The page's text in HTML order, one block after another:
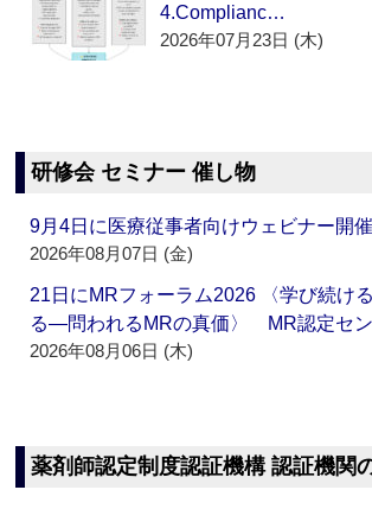
4.Complianc…
2026年07月23日 (木)
研修会 セミナー 催し物
9月4日に医療従事者向けウェビナー開
2026年08月07日 (金)
21日にMRフォーラム2026 〈学び続け
る―問われるMRの真価〉 MR認定セ
2026年08月06日 (木)
薬剤師認定制度認証機構 認証機関